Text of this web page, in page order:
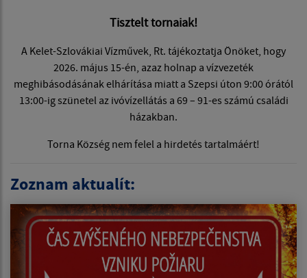
Tisztelt tornaiak!
A Kelet-Szlovákiai Vízművek, Rt. tájékoztatja Önöket, hogy
2026. május 15-én, azaz holnap a vízvezeték
meghibásodásának elhárítása miatt a Szepsi úton 9:00 órától
13:00-ig szünetel az ivóvízellátás a 69 – 91-es számú családi
házakban.
Torna Község nem felel a hirdetés tartalmáért!
Zoznam aktualít: